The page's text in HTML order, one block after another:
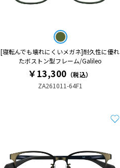
[寝転んでも壊れにくいメガネ]耐久性に優れ
たボストン型フレーム/Galileo
￥13,300 （税込）
ZA261011-64F1